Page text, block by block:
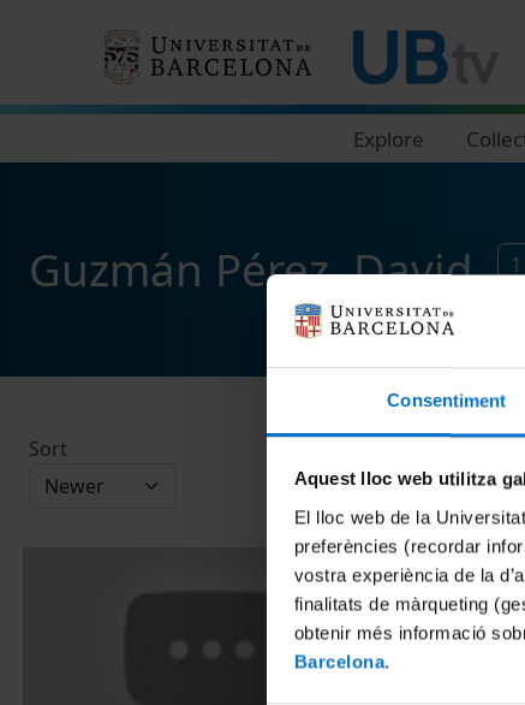
Consentiment
Aquest lloc web utilitza
El lloc web de la
preferències (recordar
vostra experiència de la
finalitats de màrqueting
obtenir més informació
Barcelona.
Explore
Guzmán Pérez, David 1
Sort